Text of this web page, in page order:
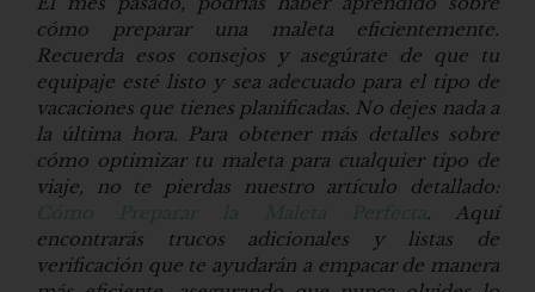
cómo preparar una maleta eficientemente.
Recuerda esos consejos y asegúrate de que tu
equipaje esté listo y sea adecuado para el tipo de
vacaciones que tienes planificadas. No dejes nada a
la última hora. Para obtener más detalles sobre
cómo optimizar tu maleta para cualquier tipo de
viaje, no te pierdas nuestro artículo detallado:
. Aquí
encontrarás trucos adicionales y listas de
verificación que te ayudarán a empacar de manera